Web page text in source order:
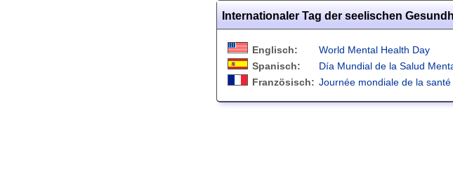
Internationaler Tag der seelischen
Englisch:
World Mental Health Day
Spanisch:
Día Mundial de la Salud
Französisch: Journée mondiale de la